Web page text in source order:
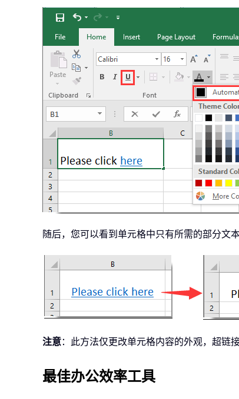
随后，您可以看到单元格中只有所需的部分文
注意：此方法仅更改单元格内容的外观，超链
最佳办公效率工具